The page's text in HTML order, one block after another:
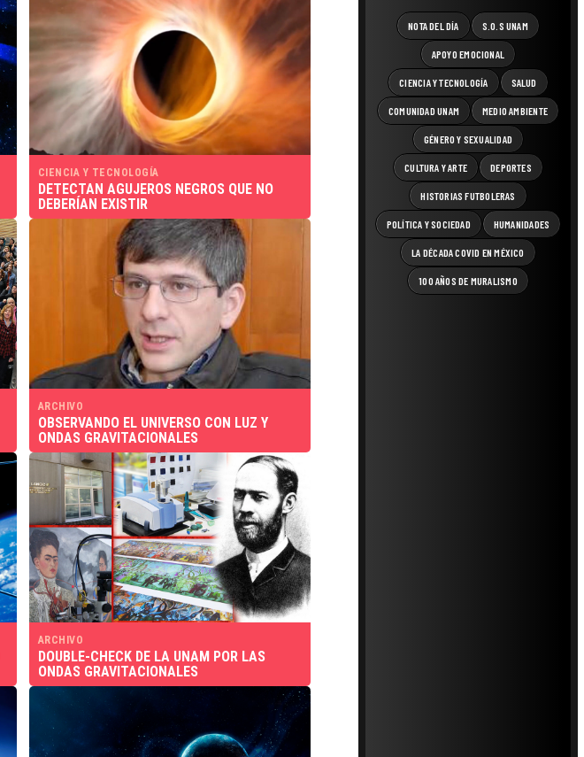
NOTA DEL DÍA S.O.S UNAM
APOYO EMOCIONAL
CIENCIA Y TECNOLOGÍA SALUD
COMUNIDAD UNAM MEDIO AMBIENTE
GÉNERO Y SEXUALIDAD
CULTURA Y ARTE DEPORTES
HISTORIAS FUTBOLERAS
POLÍTICA Y SOCIEDAD HUMANIDADES
LA DÉCADA COVID EN MÉXICO
100 AÑOS DE MURALISMO
CIENCIA Y TECNOLOGÍA
DETECTAN AGUJEROS NEGROS QUE NO
DEBERÍAN EXISTIR
ARCHIVO
OBSERVANDO EL UNIVERSO CON LUZ Y
ONDAS GRAVITACIONALES
ARCHIVO
DOUBLE-CHECK DE LA UNAM POR LAS
ONDAS GRAVITACIONALES